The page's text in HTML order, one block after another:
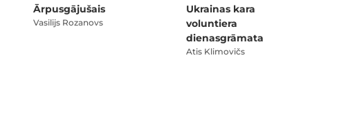
Ārpusgājušais
Vasilijs Rozanovs
Ukrainas kara
voluntiera
dienasgrāmata
Atis Klimovičs